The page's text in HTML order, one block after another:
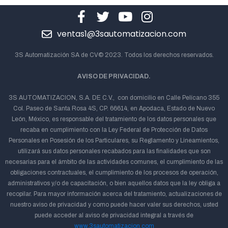
ventas1@3sautomatizacion.com
3S Automatización SA de CV© 2023. Todos los derechos reservados.
AVISO DE PRIVACIDAD.
3S AUTOMATIZACION, S.A. DE C.V., con domicilio en Calle Pelícano 355
Col. Paseo de Santa Rosa 4S, CP. 66614, en Apodaca, Estado de Nuevo
León, México, es responsable del tratamiento de los datos personales que
recaba en cumplimiento con la Ley Federal de Protección de Datos
Personales en Posesión de los Particulares, su Reglamento y Lineamientos,
utilizará sus datos personales recabados para las finalidades que son
necesarias para el ámbito de las actividades comunes, el cumplimiento de las
obligaciones contractuales, el cumplimiento de los procesos de operación,
administrativos y/o de capacitación, o bien aquellos datos que la ley obliga a
recopilar. Para mayor información acerca del tratamiento, actualizaciones de
nuestro aviso de privacidad y como puede hacer valer sus derechos, usted
puede acceder al aviso de privacidad integral a través de
www.3sautomatizacion.com